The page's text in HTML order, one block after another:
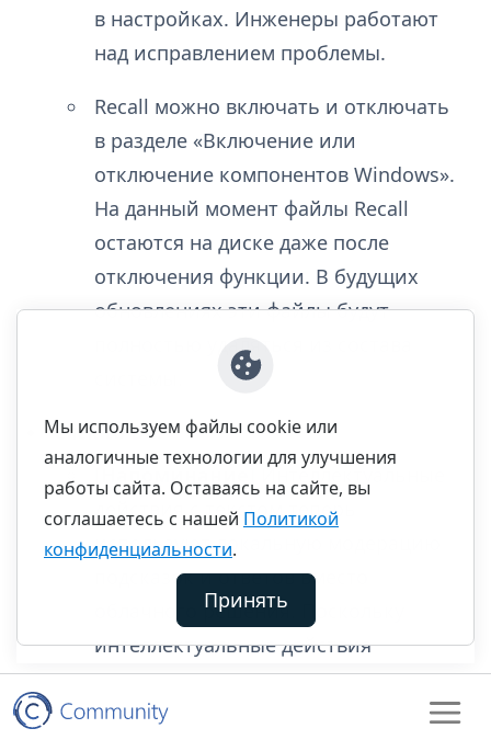
в настройках. Инженеры работают
над исправлением проблемы.
Recall можно включать и отключать
в разделе «Включение или
отключение компонентов Windows».
На данный момент файлы Recall
остаются на диске даже после
отключения функции. В будущих
обновлениях эти файлы будут
полностью удаляться из состава
Click to Do:
[Напоминание]
Интеллектуальные
действия с текстом теперь
используют локальную модерацию
подсказок и ответов вместо
облачного решения. Поскольку
интеллектуальные действия
с текстом стали полностью
локальными, они теперь доступны
Мы используем файлы cookie или
аналогичные технологии для улучшения
работы сайта. Оставаясь на сайте, вы
соглашаетесь с нашей Политикой
конфиденциальности.
Принять